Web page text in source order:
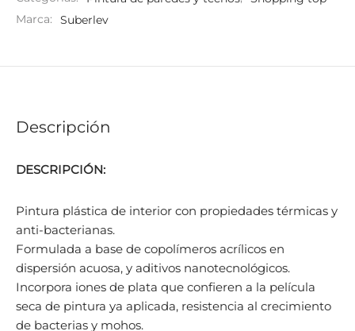
Marca:
Suberlev
Descripción
DESCRIPCIÓN:
Pintura plástica de interior con propiedades térmicas y
anti-bacterianas.
Formulada a base de copolímeros acrílicos en
dispersión acuosa, y aditivos nanotecnológicos.
Incorpora iones de plata que confieren a la película
seca de pintura ya aplicada, resistencia al crecimiento
de bacterias y mohos.